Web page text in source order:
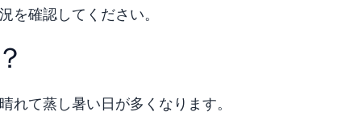
を確認してください。
れて蒸し暑い日が多くなります。